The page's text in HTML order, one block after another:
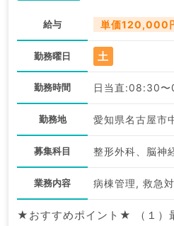
給与 単価120,000
勤務曜日 土
勤務時間 日当直:08:30
勤務地 愛知県名古屋市
募集科目
業務内容 病棟管理, 救急
★おすすめポイント★ （１）